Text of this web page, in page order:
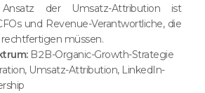
der Umsatz-Attribution ist
und Revenue-Verantwortliche, die
müssen.
B2B-Organic-Growth-Strategie
Umsatz-Attribution, LinkedIn-